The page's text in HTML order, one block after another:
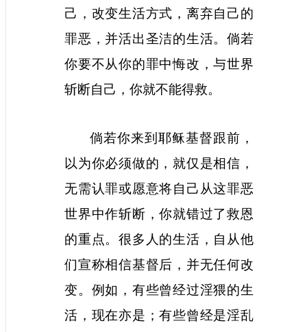
己，改变生活方式，离弃自己的
罪恶，并活出圣洁的生活。倘若
你要不从你的罪中悔改，与世界
斩断自己，你就不能得救。
倘若你来到耶稣基督跟前，
以为你必须做的，就仅是相信，
无需认罪或愿意将自己从这罪恶
世界中作斩断，你就错过了救恩
的重点。很多人的生活，自从他
们宣称相信基督后，并无任何改
变。例如，有些曾经过淫猥的生
活，现在亦是；有些曾经是淫乱